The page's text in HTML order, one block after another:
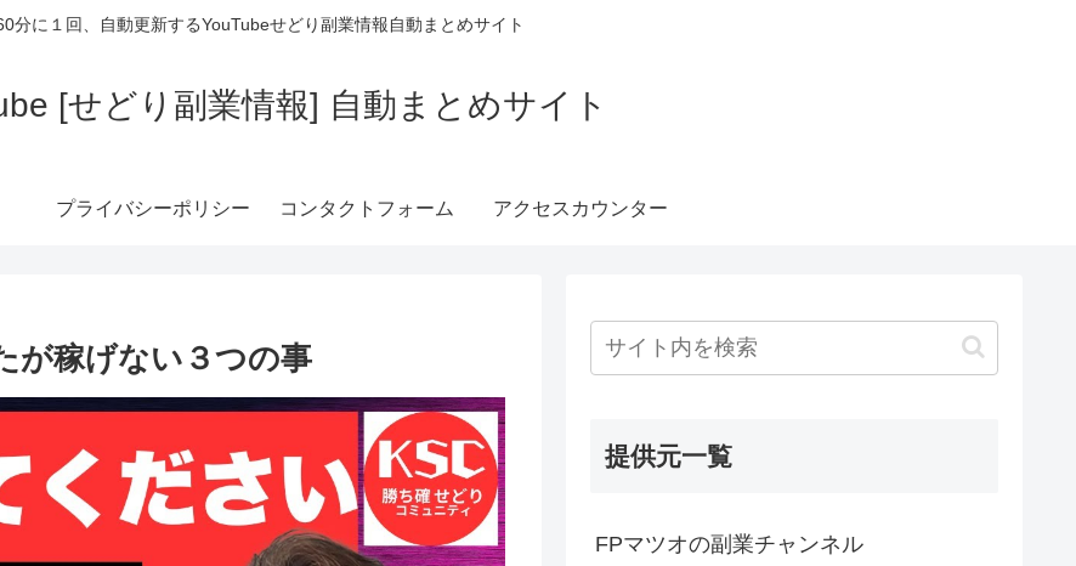
分に１回、自動更新するYouTubeせどり副業情報自動まとめサイト
[せどり副業情報] 自動まとめサイト
プライバシーポリシー コンタクトフォーム アクセスカウンター
稼げない３つの事
提供元一覧
FPマツオの副業チャンネル